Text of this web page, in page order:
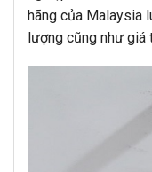
hãng của Malaysia
lượng cũng như giá